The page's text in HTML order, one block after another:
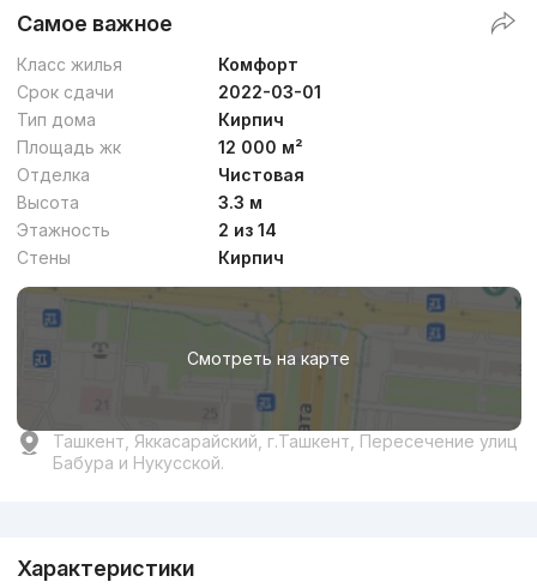
Самое важное
Класс жилья
Комфорт
Срок сдачи
2022-03-01
Тип дома
Кирпич
Площадь жк
12 000 м²
Отделка
Чистовая
Высота
3.3 м
Этажность
2 из 14
Стены
Кирпич
Смотреть на карте
Ташкент, Яккасарайский, г.Ташкент, Пересечение улиц
Бабура и Нукусской.
Характеристики